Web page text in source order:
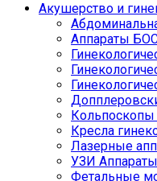
Акушерство и
Аппараты
Кольпоскопы
Кресла
Лазерные
УЗИ Аппараты
Фетальные